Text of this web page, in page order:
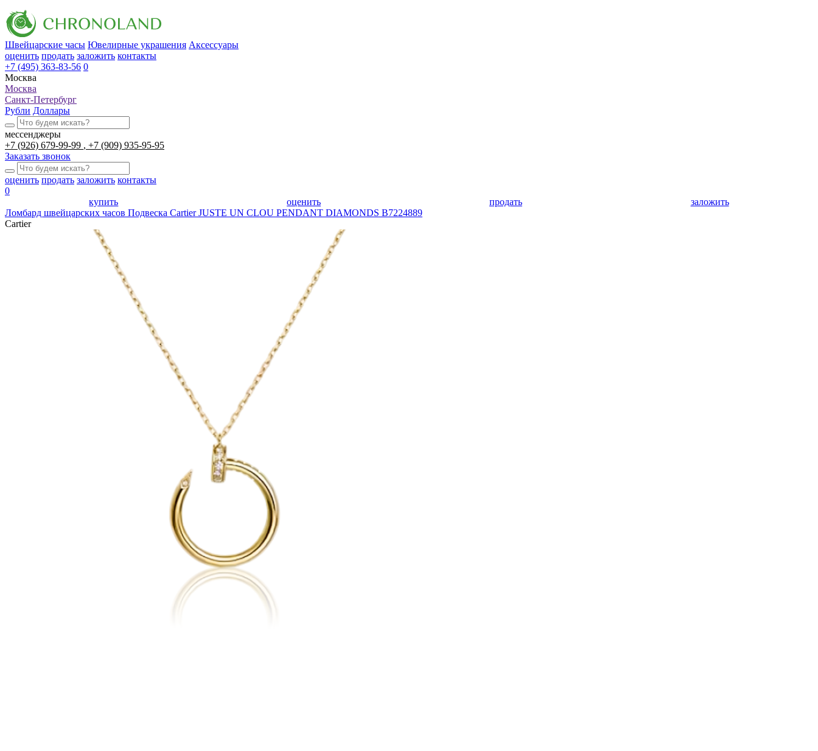
Швейцарские часы Ювелирные украшения Аксессуары
оценить продать заложить контакты
+7 (495) 363-83-56 0
Москва
Москва
Санкт-Петербург
Рубли Доллары
мессенджеры
+7 (926) 679-99-99
+7 (909) 935-95-95
Заказать звонок
оценить продать заложить контакты
0
купить
оценить продать
заложить
Ломбард швейцарских часов Подвеска Cartier JUSTE UN CLOU PENDANT DIAMONDS B7224889
Cartier